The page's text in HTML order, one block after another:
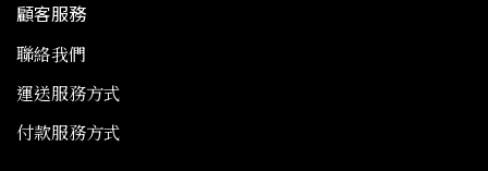
顧客服務
聯絡我們
運送服務方式
付款服務方式